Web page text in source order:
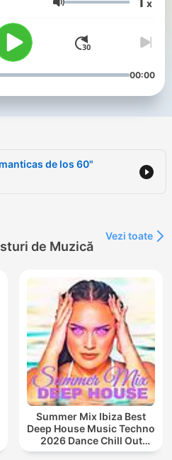
Volum x
00:00
de los 60"
de Muzică
Vezi toate
Summer Mix Ibiza Best
Deep House Music Techno
2026 Dance Chill Out
Lounge Podcast